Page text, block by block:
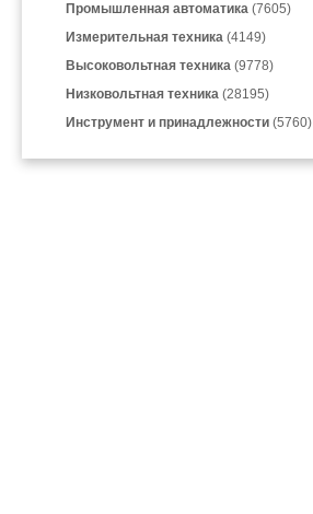
Промышленная автоматика (7605)
Измерительная техника (4149)
Высоковольтная техника (9778)
Низковольтная техника (28195)
Инструмент и принадлежности (5760)